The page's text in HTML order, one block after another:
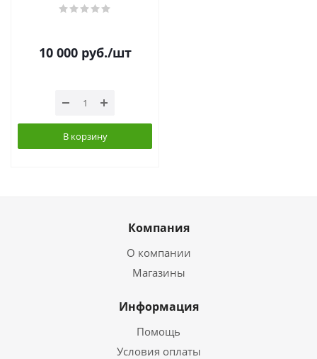
10 000руб./шт
В корзину
Компания
О компании
Магазины
Информация
Помощь
Условия оплаты